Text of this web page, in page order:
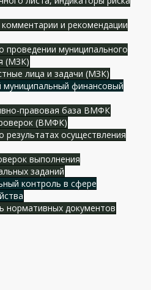
и рекомендации
проведении муниципального
(МЗК)
лица и задачи (МЗК)
муниципальный финансовый
правовая база ВМФК
(ВМФК)
результатах осуществления
выполнения
заданий
контроль в сфере
нормативных документов